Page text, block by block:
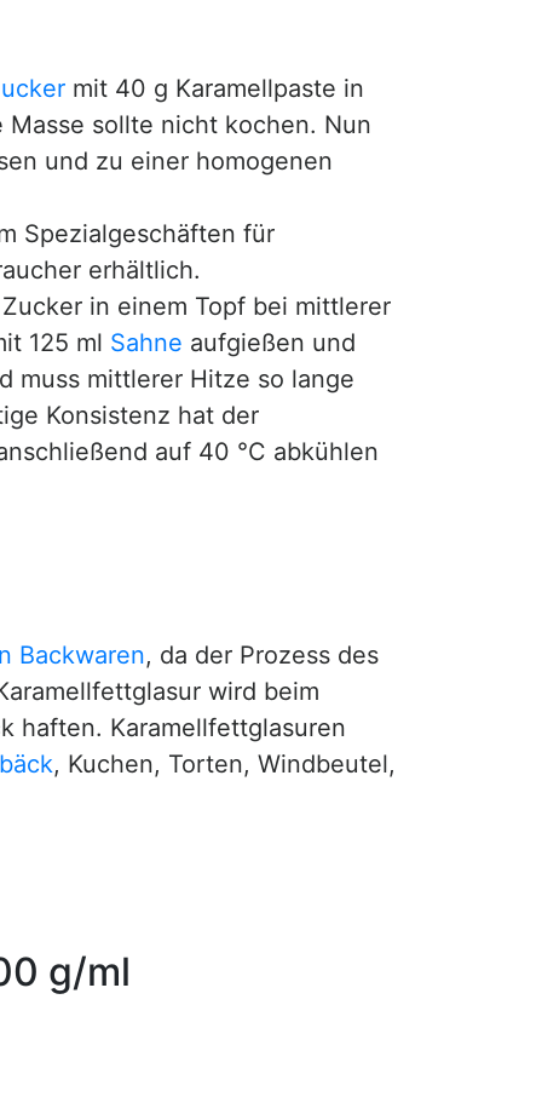
mit 40 g Karamellpaste in
sollte nicht kochen. Nun
und zu einer homogenen
Spezialgeschäften für
erhältlich.
in einem Topf bei mittlerer
125 ml Sahne aufgießen und
muss mittlerer Hitze so lange
Konsistenz hat der
auf 40 °C abkühlen
Backwaren, da der Prozess des
wird beim
haften. Karamellfettglasuren
, Kuchen, Torten, Windbeutel,
g/ml